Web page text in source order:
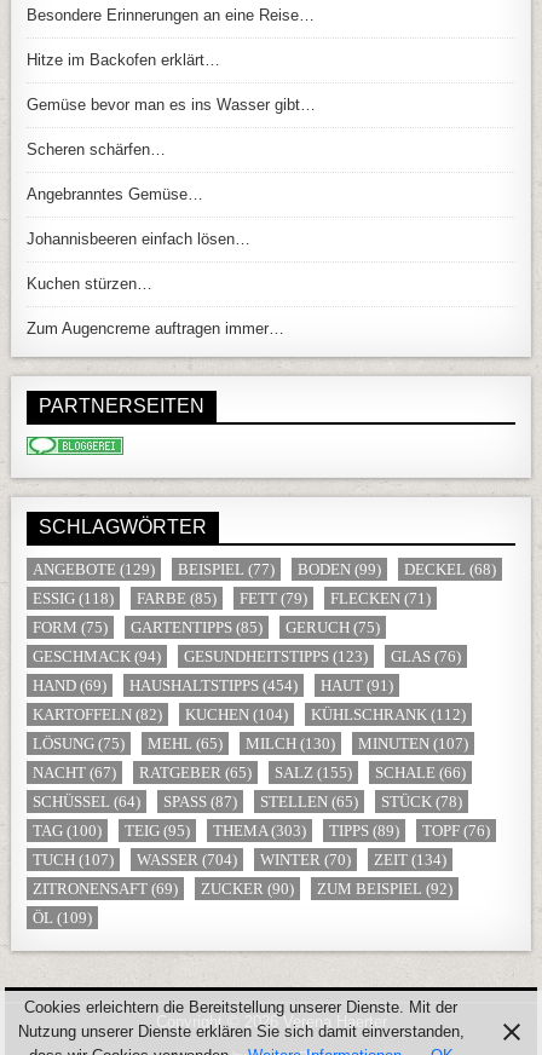
Besondere Erinnerungen an eine Reise…
Hitze im Backofen erklärt…
Gemüse bevor man es ins Wasser gibt…
Scheren schärfen…
Angebranntes Gemüse…
Johannisbeeren einfach lösen…
Kuchen stürzen…
Zum Augencreme auftragen immer…
PARTNERSEITEN
SCHLAGWÖRTER
ANGEBOTE (129) BEISPIEL (77) BODEN (99) DECKEL (68)
ESSIG (118) FARBE (85) FETT (79) FLECKEN (71)
FORM (75) GARTENTIPPS (85) GERUCH (75)
GESCHMACK (94) GESUNDHEITSTIPPS (123) GLAS (76)
HAND (69) HAUSHALTSTIPPS (454) HAUT (91)
KARTOFFELN (82) KUCHEN (104) KÜHLSCHRANK (112)
LÖSUNG (75) MEHL (65) MILCH (130) MINUTEN (107)
NACHT (67) RATGEBER (65) SALZ (155) SCHALE (66)
SCHÜSSEL (64) SPASS (87) STELLEN (65) STÜCK (78)
TAG (100) TEIG (95) THEMA(303) TIPPS (89) TOPF (76)
TUCH (107) WASSER (704) WINTER (70) ZEIT (134)
ZITRONENSAFT (69) ZUCKER (90) ZUM BEISPIEL (92)
ÖL (109)
Copyright © 2026 Verena Haerter
Cookies erleichtern die Bereitstellung unserer Dienste. Mit der
Nutzung unserer Dienste erklären Sie sich damit einverstanden,